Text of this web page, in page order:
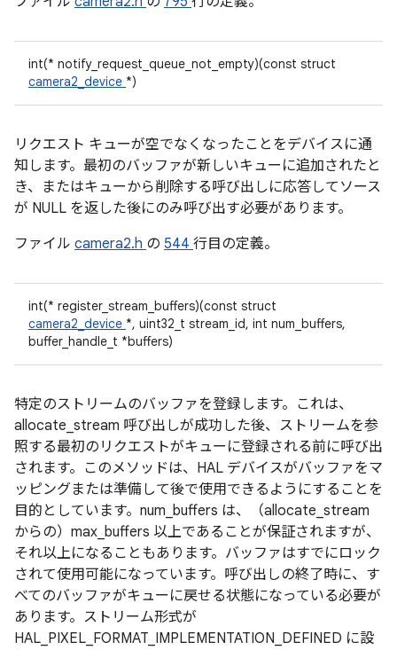
int(* notify_request_queue_not_empty)(const struct
camera2_device *)
リクエスト キューが空でなくなったことをデバイスに通
知します。最初のバッファが新しいキューに追加されたと
き、またはキューから削除する呼び出しに応答してソース
が NULL を返した後にのみ呼び出す必要があります。
ファイル camera2.h の 544 行目の定義。
int(* register_stream_buffers)(const struct
camera2_device *, uint32_t stream_id, int num_buffers,
buffer_handle_t *buffers)
特定のストリームのバッファを登録します。これは、
allocate_stream 呼び出しが成功した後、ストリームを参
照する最初のリクエストがキューに登録される前に呼び出
されます。このメソッドは、HAL デバイスがバッファをマ
ッピングまたは準備して後で使用できるようにすることを
目的としています。num_buffers は、（allocate_stream
からの）max_buffers 以上であることが保証されますが、
それ以上になることもあります。バッファはすでにロック
されて使用可能になっています。呼び出しの終了時に、す
べてのバッファがキューに戻せる状態になっている必要が
あります。ストリーム形式が
HAL_PIXEL_FORMAT_IMPLEMENTATION_DEFINED に設